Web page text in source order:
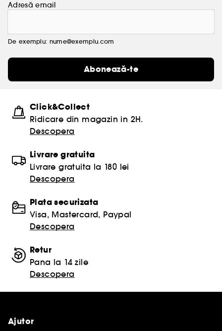
Adresă email
De exemplu: nume@exemplu.com
Abonează-te
Click&Collect
Ridicare din magazin in 2H.
Descopera
Livrare gratuita
Livrare gratuita la 180 lei
Descopera
Plata securizata
Visa, Mastercard, Paypal
Descopera
Retur
Pana la 14 zile
Descopera
Ajutor